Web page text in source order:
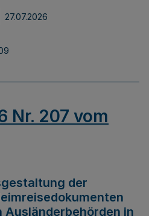
27.07.2026
Nr. 207 vom
der
Ausländerbehörden in